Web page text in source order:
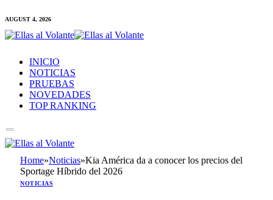
AUGUST 4, 2026
INICIO
NOTICIAS
PRUEBAS
NOVEDADES
TOP RANKING
Home»Noticias»Kia América da a conocer los precios del
Sportage Híbrido del 2026
NOTICIAS